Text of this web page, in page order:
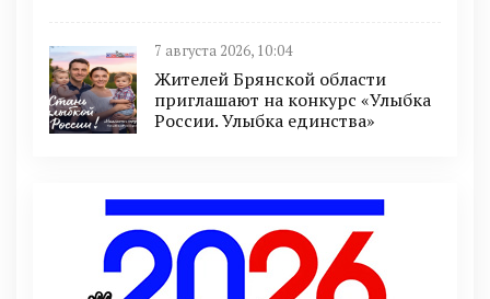
7 августа 2026, 10:04
Жителей Брянской области
приглашают на конкурс «Улыбка
России. Улыбка единства»